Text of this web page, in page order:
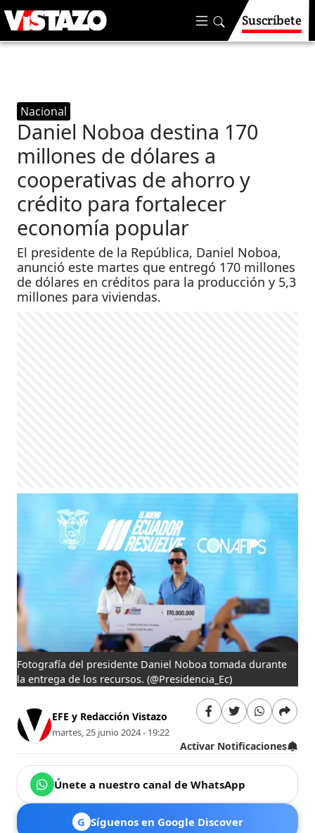
Suscríbete
Nacional
Daniel Noboa destina 170
millones de dólares a
cooperativas de ahorro y
crédito para fortalecer
economía popular
El presidente de la República, Daniel Noboa,
anunció este martes que entregó 170 millones
de dólares en créditos para la producción y 5,3
millones para viviendas.
Fotografía del presidente Daniel Noboa tomada durante
la entrega de los recursos. (@Presidencia_Ec)
EFE y Redacción Vistazo
martes, 25 junio 2024 - 19:22
Activar Notificaciones
Únete a nuestro canal de WhatsApp
G Síguenos en Google Discover